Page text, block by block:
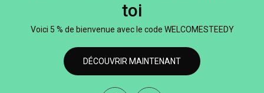
toi
Voici 5 % de bienvenue avec le code WELCOMESTEEDY
DÉCOUVRIR MAINTENANT